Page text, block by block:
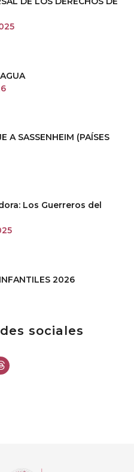
A SASSENHEIM (PAÍSES
Los Guerreros del
2026
sociales